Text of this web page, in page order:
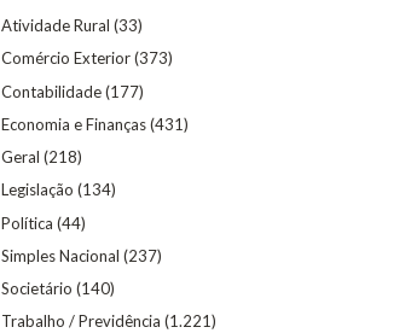
Atividade Rural (33)
Comércio Exterior(373)
Contabilidade(177)
Economia e Finanças(431)
Geral (218)
Legislação (134)
Política (44)
Simples Nacional (237)
Societário (140)
Trabalho / Previdência (1.221)